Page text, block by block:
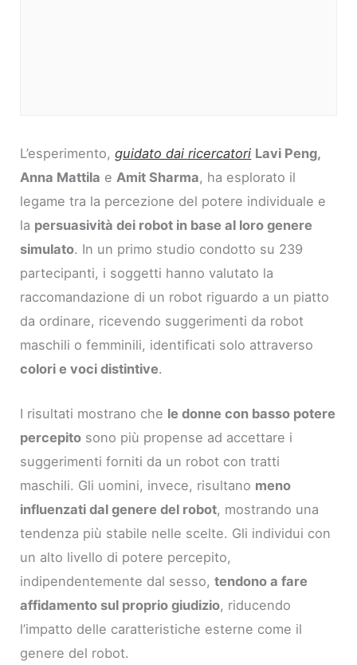
L’esperimento,guidato dai ricercatori Lavi Peng,
Anna Mattila eAmit Sharma, ha esplorato il
legame tra la percezione del potere individuale e
la persuasività dei robot in base al loro genere
simulato. In un primo studio condotto su 239
partecipanti, i soggetti hanno valutato la
raccomandazione di un robot riguardo a un piatto
da ordinare, ricevendo suggerimenti da robot
maschili o femminili, identificati solo attraverso
colori e voci distintive.
I risultati mostrano che le donne con basso potere
percepito sono più propense ad accettare i
suggerimenti forniti da un robot con tratti
maschili. Gli uomini, invece, risultano meno
influenzati dal genere del robot, mostrando una
tendenza più stabile nelle scelte. Gli individui con
un alto livello di potere percepito,
indipendentemente dal sesso,tendono a fare
affidamento sul proprio giudizio, riducendo
l’impatto delle caratteristiche esterne come il
genere del robot.